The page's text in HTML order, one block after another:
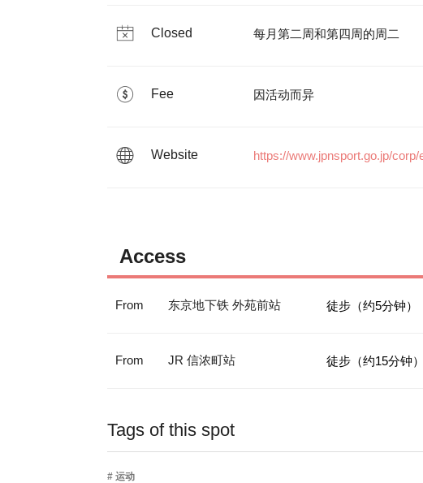
Closed 每月第二周和第四周的周二
Fee 因活动而异
Website https://www.jpnsport.go.jp/
Access
From 东京地下铁 外苑前站 徒步（约5分钟）
From JR 信浓町站 徒步（约15分钟）
Tags of this spot
运动